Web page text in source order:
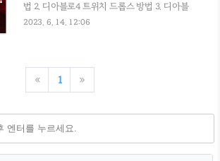
법 2. 디아블로4 트위치 드롭스 방법 3. 디아블
로4 클베 부가퀘스트 여행자의 기도 방법 4. 디
디아블로4 야만용사 스킬트리 스타터 빌드 소
개 오늘은 디아블로4 지옥물결 꿀팁과 지옥물
나무와 지옥물결을 2가지를 가장 많이 진행합
2023. 6. 14. 12:06
« 1 »